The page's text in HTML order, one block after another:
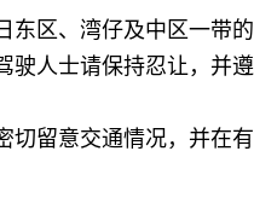
区、湾仔及中区一带的
驶人士请保持忍让，并
留意交通情况，并在有